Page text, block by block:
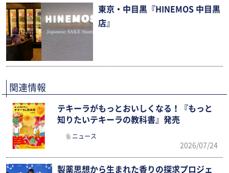
東京・中目黒『HINEMOS 中目黒
店』
関連情報
テキーラがもっとおいしくなる！『もっと
知りたいテキーラの教科書』発売
ニュース
2026/07/24
製薬思想から生まれた香りの探求プロジェ